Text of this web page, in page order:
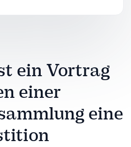
ein Vortrag
einer
eine